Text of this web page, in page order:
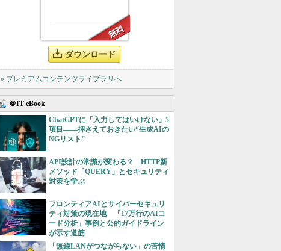
ダウンロード
» プレミアムコンテンツライブラリへ
＠IT eBook
ChatGPTに「入力してはいけない」5
項目――押さえておきたい“生成AIの
NGリスト”
API設計の常識が変わる？ HTTP新
メソッド「QUERY」とセキュリティ
対策を学ぶ
フロンティアAIとサイバーセキュリ
ティ対策の現在地 「17万行のAIコ
ード分析」事例と公的ガイドライン
が示す道筋
「無線LANがつながらない」の苦情